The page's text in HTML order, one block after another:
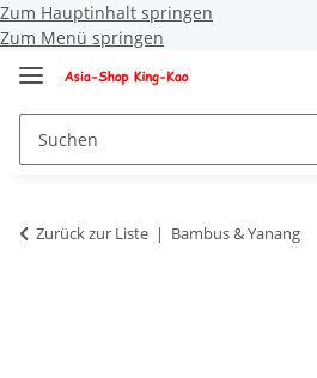
Zum Hauptinhalt springen
Zum Menü springen
Zurück zur Liste Bambus & Yanang